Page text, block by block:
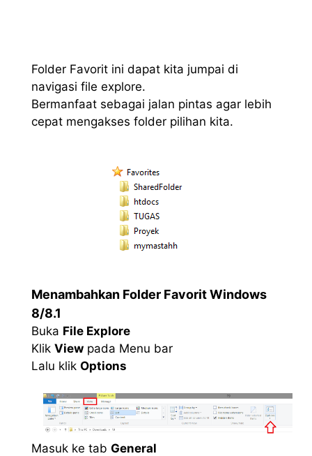
Folder Favorit ini dapat kita jumpai di
navigasi file explore.
Bermanfaat sebagai jalan pintas agar lebih
cepat mengakses folder pilihan kita.
Menambahkan Folder Favorit Windows
8/8.1
Buka File Explore
Klik View pada Menu bar
Lalu klik Options
Masuk ke tab General